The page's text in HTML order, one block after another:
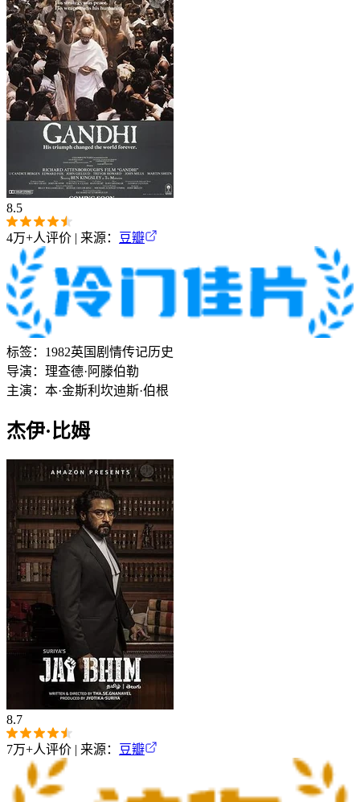
8.5
4万+人评价 | 来源： 豆瓣
标签： 1982英国 剧情传记历史
导演： 理查德·阿滕伯勒
主演： 本·金斯利 坎迪斯·伯根
杰伊·比姆
8.7
7万+人评价 | 来源： 豆瓣